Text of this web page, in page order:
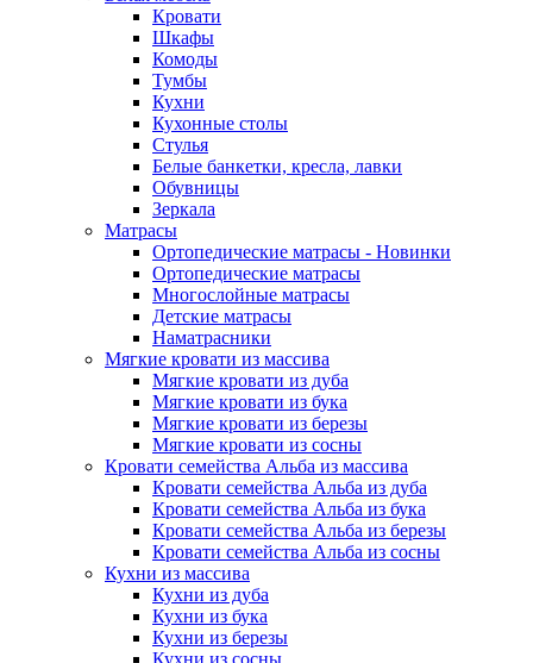
Кровати
Шкафы
Комоды
Тумбы
Кухни
Кухонные столы
Стулья
Белые банкетки, кресла, лавки
Обувницы
Зеркала
Матрасы
Ортопедические матрасы - Новинки
Ортопедические матрасы
Многослойные матрасы
Детские матрасы
Наматрасники
Мягкие кровати из массива
Мягкие кровати из дуба
Мягкие кровати из бука
Мягкие кровати из березы
Мягкие кровати из сосны
Кровати семейства Альба из массива
Кровати семейства Альба из дуба
Кровати семейства Альба из бука
Кровати семейства Альба из березы
Кровати семейства Альба из сосны
Кухни из массива
Кухни из дуба
Кухни из бука
Кухни из березы
Кухни из сосны